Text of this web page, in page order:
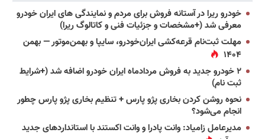
خودرو ریرا در آستانه فروش برای مردم و نمایندگی های ایران خودرو
معرفی شد (+مشخصات و جزئیات فنی و کاتالوگ ریرا)
مهلت ثبت‌نام قرعه‌کشی ایران‌خودرو، سایپا و بهمن‌موتور — بهمن
۱۴۰۴
۲ خودرو جدید به فروش مردادماه ایران خودرو اضافه شد (+شرایط
ثبت نام)
نحوه روشن کردن بخاری پژو پارس + تنظیم بخاری پژو پارس چطور
انجام می‌شود؟
مدیرعامل زامیاد: وانت پادرا و وانت اکستند با استانداردهای جدید